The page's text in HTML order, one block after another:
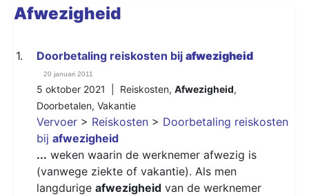
Afwezigheid
1. Doorbetaling reiskosten bij afwezigheid
20 januari 2011
5 oktober 2021 | Reiskosten, Afwezigheid,
Doorbetalen, Vakantie
Vervoer > Reiskosten > Doorbetaling reiskosten
bij afwezigheid
... weken waarin de werknemer afwezig is
(vanwege ziekte of vakantie). Als men
langdurige afwezigheid van de werknemer